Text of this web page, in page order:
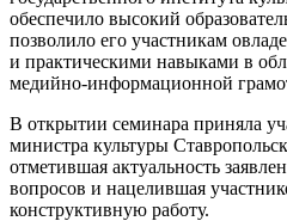
обеспечило высокий
позволило его участникам
и практическими навыками в
медийно-информационной
В открытии семинара приняла
министра культуры
отметившая актуальность
вопросов и нацелившая
конструктивную работу.